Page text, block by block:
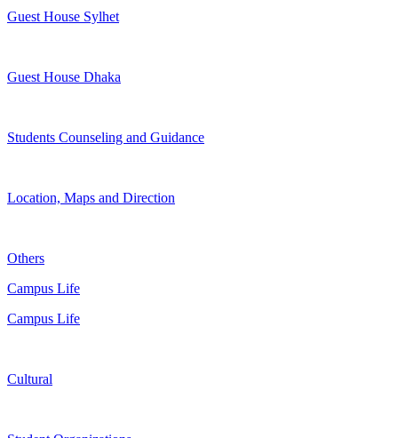
Guest House Sylhet
Guest House Dhaka
Students Counseling and Guidance
Location, Maps and Direction
Others
Campus Life
Campus Life
Cultural